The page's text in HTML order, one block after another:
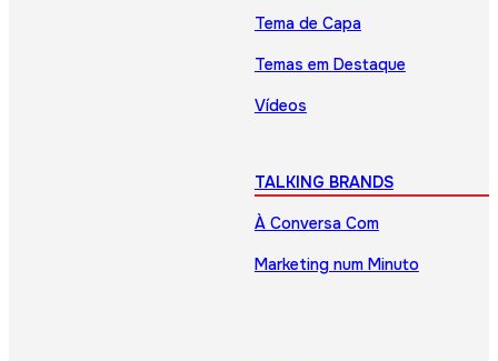
Tema de Capa
Temas em Destaque
Vídeos
TALKING BRANDS
À Conversa Com
Marketing num Minuto